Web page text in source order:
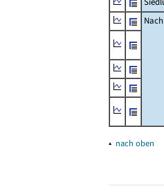
▴ nach oben